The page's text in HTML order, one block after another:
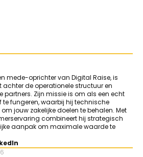
mede-oprichter van Digital Raise, is
achter de operationele structuur en
Zijn missie is om als een echt
te fungeren, waarbij hij technische
jouw zakelijke doelen te behalen. Met
combineert hij strategisch
aanpak om maximale waarde te